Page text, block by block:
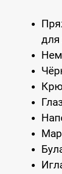
для